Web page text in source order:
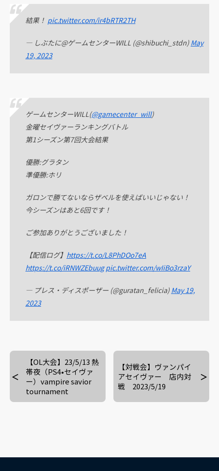
結果！ pic.twitter.com/ir4bRTR2TH
— しぶたに@ゲームセンターWILL (@shibuchi_stdn) May
19, 2023
ゲームセンターWILL(@gamecenter_will)
金曜セイヴァーランキングバトル
第1シーズン第7回大会結果
優勝:グラタン
準優勝:ホリ
ガロンで勝てないならザベルを使えばいいじゃない！
今シーズンはあと6回です！
ご参加ありがとうございました！
【配信ログ】 https://t.co/L8PhDOo7eA
https://t.co/iRNWZEbuug pic.twitter.com/wIiBo3rzaY
— プレス・ディスポーザー (@guratan_felicia) May 19,
2023
【OL大会】23/5/13 熱
帯夜（PS4•セイヴァ
ー）vampire savior
tournament
【対戦会】ヴァンパイ
アセイヴァー 店内対
戦 2023/5/19